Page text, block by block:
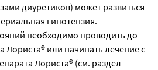
диуретиков) может развиться
гипотензия.
необходимо проводить до
Лориста® или начинать лечение с
Лориста® (см. раздел